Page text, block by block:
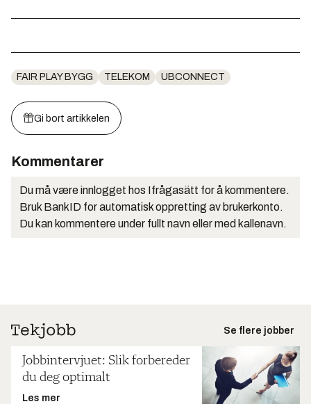
FAIR PLAY BYGG TELEKOM UBCONNECT
Gi bort artikkelen
Kommentarer
Du må være innlogget hos Ifrågasätt for å kommentere.
Bruk BankID for automatisk oppretting av brukerkonto.
Du kan kommentere under fullt navn eller med kallenavn.
Se flere jobber
Jobbintervjuet: Slik forbereder
du deg optimalt
Les mer